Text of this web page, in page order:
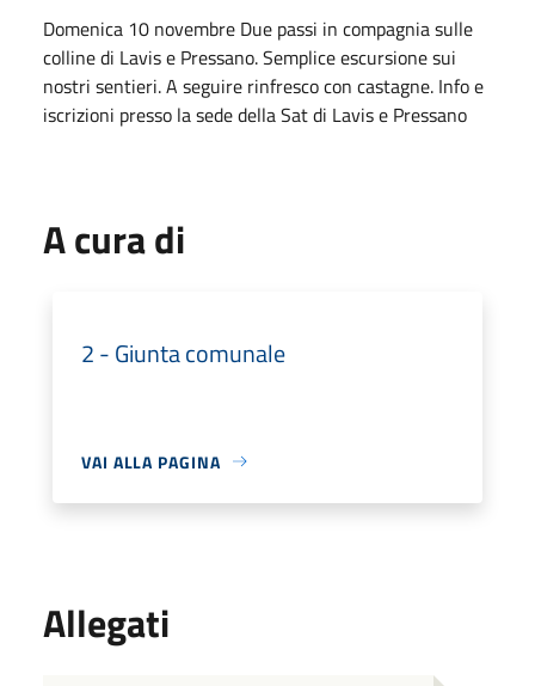
Domenica 10 novembre Due passi in compagnia sulle
colline di Lavis e Pressano. Semplice escursione sui
nostri sentieri. A seguire rinfresco con castagne. Info e
iscrizioni presso la sede della Sat di Lavis e Pressano
A cura di
2 - Giunta comunale
VAI ALLA PAGINA
Allegati